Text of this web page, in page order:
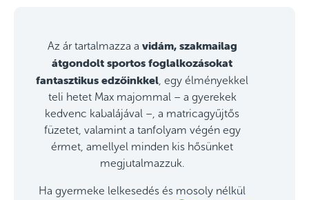
Az ár tartalmazza a vidám, szakmailag
átgondolt sportos foglalkozásokat
fantasztikus edzőinkkel , egy élményekkel
teli hetet Max majommal – a gyerekek
kedvenc kabalájával –, a matricagyűjtős
füzetet, valamint a tanfolyam végén egy
érmet, amellyel minden kis hősünket
megjutalmazzuk.
Ha gyermeke lelkesedés és mosoly nélkül